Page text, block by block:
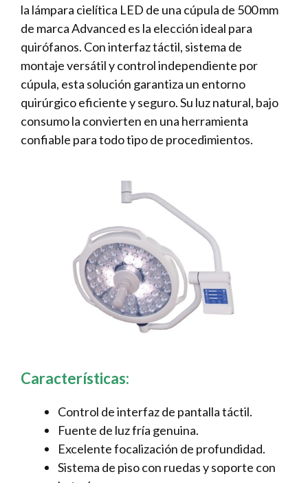
la lámpara cielítica LED de una cúpula de 500 mm
de marca Advanced es la elección ideal para
quirófanos. Con interfaz táctil, sistema de
montaje versátil y control independiente por
cúpula, esta solución garantiza un entorno
quirúrgico eficiente y seguro. Su luz natural, bajo
consumo la convierten en una herramienta
confiable para todo tipo de procedimientos.
Características:
Control de interfaz de pantalla táctil.
Fuente de luz fría genuina.
Excelente focalización de profundidad.
Sistema de piso con ruedas y soporte con